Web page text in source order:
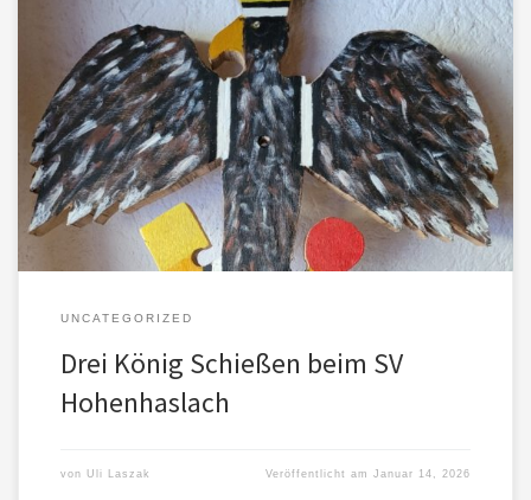
Eine große Anzahl von Mitgliedern und Freunden des Vereins fand
sich am 6. Januar zum traditionellen Drei-König-Schießen im
Schützenhaus ein. Und wie immer wurde ein hölzerner Adler mit
viel Liebe aus massivem Eichenholz von Werner Gänger gefertigt
und von Günter Lang entsprechend bemalt. Es galt mit dem
Kleinkaliebergewehr auf 50 […]
UNCATEGORIZED
Drei König Schießen beim SV
Hohenhaslach
von Uli Laszak Veröffentlicht amJanuar 14, 2026